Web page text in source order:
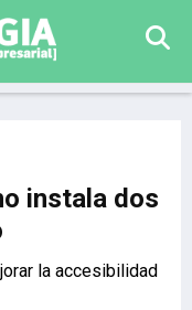
instala dos
la accesibilidad